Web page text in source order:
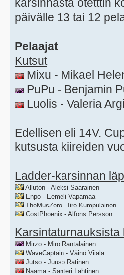
karsinnasta otetttin
päivälle 13 tai 12
Pelaajat
Kutsut
Mixu - Mikael
PuPu - Benjamin
Luolis - Valeria
Edellisen eli 14V.
kutsusta kiireiden
Ladder-karsinnan
Alluton - Aleksi Saarainen
Enpo - Eemeli Vapamaa
TheMusZero - Iiro Kumpulainen
CostPhoenix - Alfons Persson
Karsintaturnauksista
Mirzo - Miro Rantalainen
WaveCaptain - Väinö Viiala
Jutso - Juuso Ratinen
Naama - Santeri Lahtinen